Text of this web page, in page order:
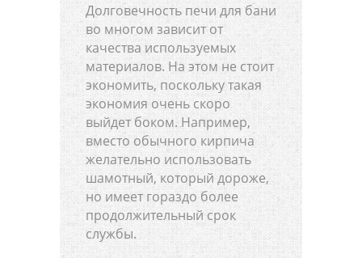
Долговечность печи для бани
во многом зависит от
качества используемых
материалов. На этом не стоит
экономить, поскольку такая
экономия очень скоро
выйдет боком. Например,
вместо обычного кирпича
желательно использовать
шамотный, который дороже,
но имеет гораздо более
продолжительный срок
службы.